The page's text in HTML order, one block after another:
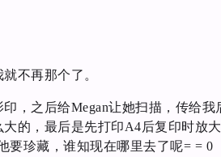
不再那个了。
，之后给Megan让她扫描，传给我
的，最后是先打印A4后复印时放
要珍藏，谁知现在哪里去了呢= = 0